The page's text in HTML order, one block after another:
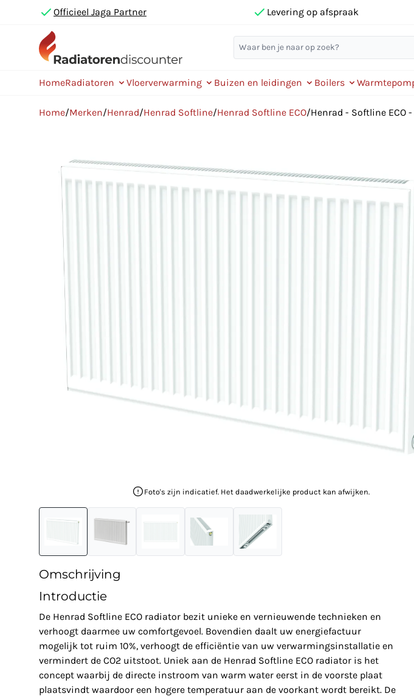
Officieel Jaga Partner Levering op afspraak
HomeRadiatoren Vloerverwarming Buizen en leidingen Boilers
Home/Merken/Henrad/Henrad Softline/Henrad Softline ECO/Henrad - Softline ECO
Foto's zijn indicatief. Het daadwerkelijke product kan afwijken.
Omschrijving
Introductie
De Henrad Softline ECO radiator bezit unieke en vernieuwende technieken en
verhoogt daarmee uw comfortgevoel. Bovendien daalt uw energiefactuur
mogelijk tot ruim 10%, verhoogt de efficiëntie van uw verwarmingsinstallatie en
vermindert de CO2 uitstoot. Uniek aan de Henrad Softline ECO radiator is het
concept waarbij de directe instroom van warm water eerst in de voorste plaat
plaatsvindt waardoor een hogere temperatuur aan de voorkant wordt bereikt. De